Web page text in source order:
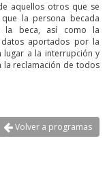
aquellos otros que se
la persona becada
la beca, así como la
aportados por la
lugar a la interrupción y
la reclamación de todos
Volver a programas